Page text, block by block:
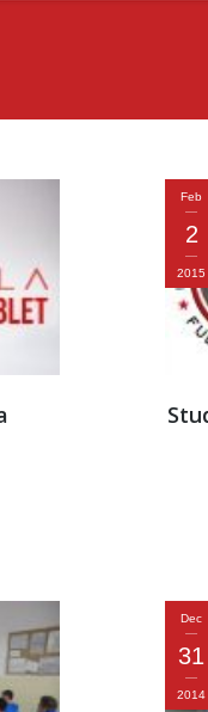
Feb
2
2015
Dec
31
2014